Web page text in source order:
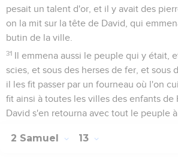
pesait un talent d'or, et il y avait des
on la mit sur la tête de David, qui
butin de la ville.
31 Il emmena aussi le peuple qui y était,
scies, et sous des herses de fer, et sous
il les fit passer par un fourneau où l'on
fit ainsi à toutes les villes des enfants de
David s'en retourna avec tout le peuple à
2 Samuel 13